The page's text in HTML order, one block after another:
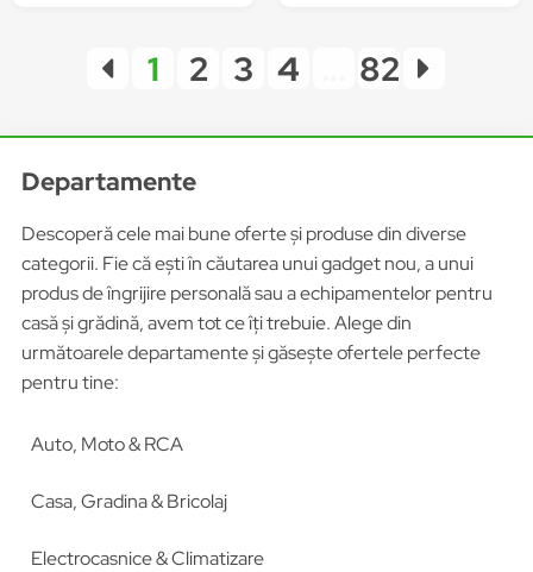
1 2 3 4 82
Departamente
Descoperă cele mai bune oferte și produse din diverse
categorii. Fie că ești în căutarea unui gadget nou, a unui
produs de îngrijire personală sau a echipamentelor pentru
casă și grădină, avem tot ce îți trebuie. Alege din
următoarele departamente și găsește ofertele perfecte
pentru tine:
Auto, Moto & RCA
Casa, Gradina & Bricolaj
Electrocasnice & Climatizare